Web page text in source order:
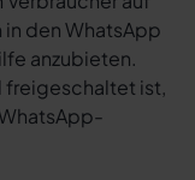
in den WhatsApp
anzubieten.
freigeschaltet ist,